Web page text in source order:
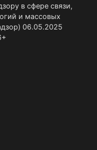
в сфере связи,
и массовых
06.05.2025